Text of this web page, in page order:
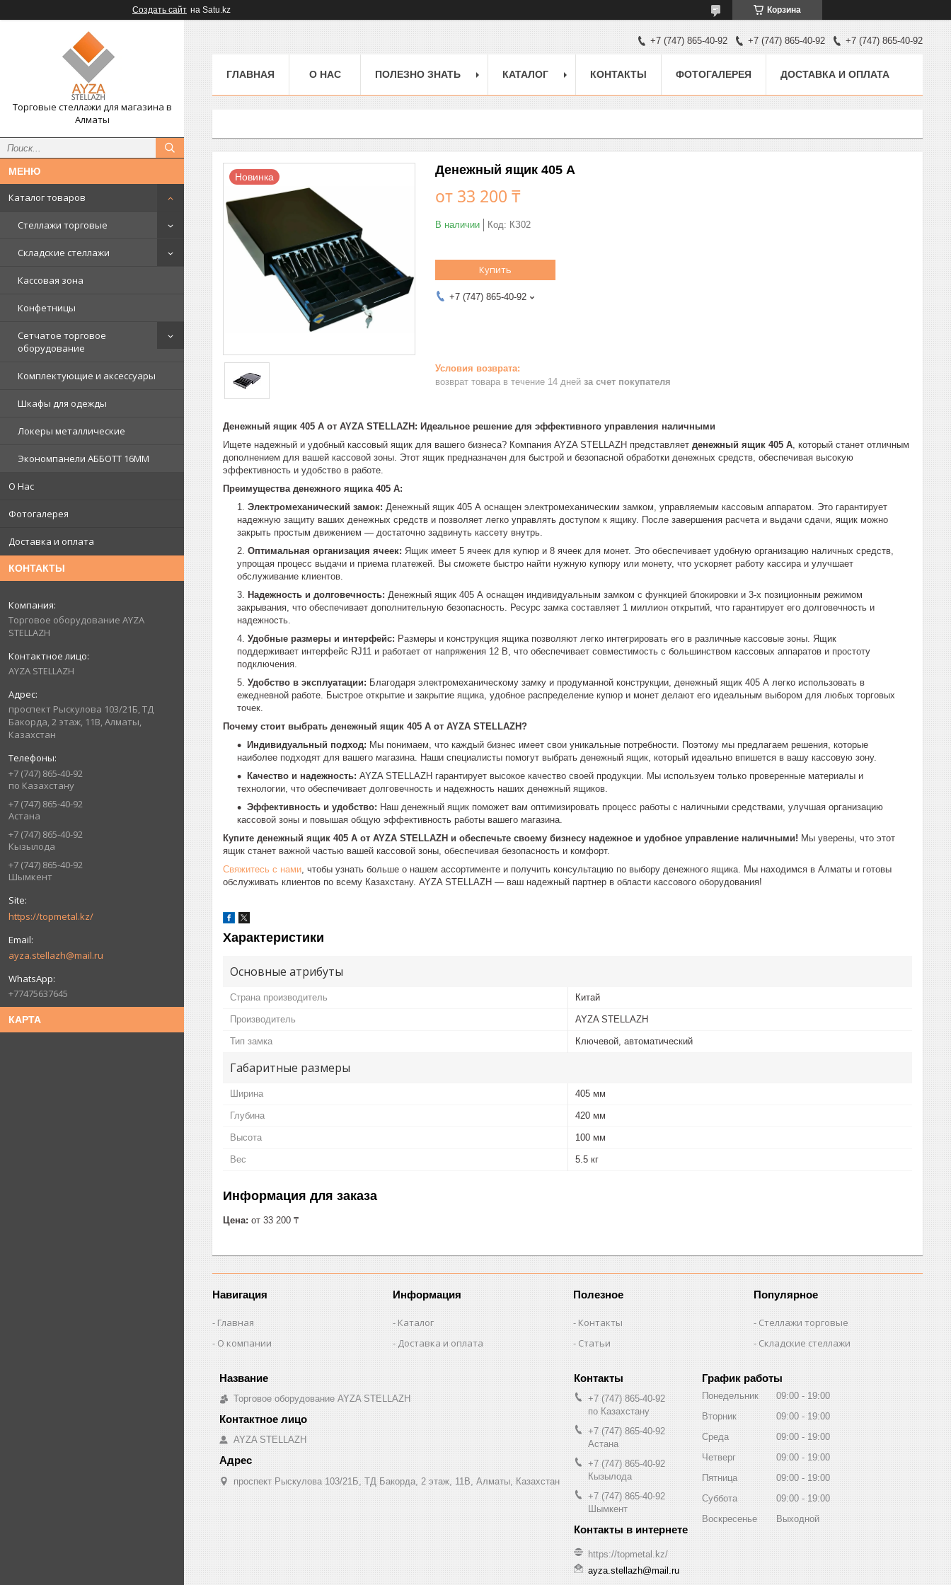
Создать сайт на Satu.kz Корзина
Торговые стеллажи для магазина в
Алматы
Каталог товаров
Стеллажи торговые
Складские стеллажи
Кассовая зона
Конфетницы
Сетчатое торговое
оборудование
Комплектующие и аксессуары
Шкафы для одежды
Локеры металлические
Экономпанели АББОТТ 16ММ
О Нас
Фотогалерея
Доставка и оплата
КОНТАКТЫ
Торговое оборудование AYZA
STELLAZH
AYZA STELLAZH
проспект Рыскулова 103/21Б, ТД
Бакорда, 2 этаж, 11В, Алматы,
Казахстан
+7 (747) 865-40-92
по Казахстану
+7 (747) 865-40-92
Астана
+7 (747) 865-40-92
Кызылода
+7 (747) 865-40-92
Шымкент
https://topmetal.kz/
ayza.stellazh@mail.ru
+77475637645
КАРТА
+7 (747) 865-40-92 +7 (747) 865-40-92 +7 (747) 865-40-92
ГЛАВНАЯ О НАС ПОЛЕЗНО ЗНАТЬ КАТАЛОГ КОНТАКТЫ ФОТОГАЛЕРЕЯ ДОСТАВКА И ОПЛАТА
Новинка Денежный ящик 405 А
от 33 200 ₸
В наличии Код: КЗ02
Купить
+7 (747) 865-40-92
возврат товара в течение 14 дней за счет покупателя
Денежный ящик 405 А от AYZA STELLAZH: Идеальное решение для эффективного управления наличными
Ищете надежный и удобный кассовый ящик для вашего бизнеса? Компания AYZA STELLAZH представляет денежный ящик 405 А , который станет отличным
дополнением для вашей кассовой зоны. Этот ящик предназначен для быстрой и безопасной обработки денежных средств, обеспечивая высокую
эффективность и удобство в работе.
Преимущества денежного ящика 405 А:
Электромеханический замок: Денежный ящик 405 А оснащен электромеханическим замком, управляемым кассовым аппаратом. Это гарантирует
надежную защиту ваших денежных средств и позволяет легко управлять доступом к ящику. После завершения расчета и выдачи сдачи, ящик можно
закрыть простым движением — достаточно задвинуть кассету внутрь.
Оптимальная организация ячеек: Ящик имеет 5 ячеек для купюр и 8 ячеек для монет. Это обеспечивает удобную организацию наличных средств,
упрощая процесс выдачи и приема платежей. Вы сможете быстро найти нужную купюру или монету, что ускоряет работу кассира и улучшает
обслуживание клиентов.
Надежность и долговечность: Денежный ящик 405 А оснащен индивидуальным замком с функцией блокировки и 3-х позиционным режимом
закрывания, что обеспечивает дополнительную безопасность. Ресурс замка составляет 1 миллион открытий, что гарантирует его долговечность и
надежность.
Удобные размеры и интерфейс: Размеры и конструкция ящика позволяют легко интегрировать его в различные кассовые зоны. Ящик
поддерживает интерфейс RJ11 и работает от напряжения 12 В, что обеспечивает совместимость с большинством кассовых аппаратов и простоту
подключения.
Удобство в эксплуатации: Благодаря электромеханическому замку и продуманной конструкции, денежный ящик 405 А легко использовать в
ежедневной работе. Быстрое открытие и закрытие ящика, удобное распределение купюр и монет делают его идеальным выбором для любых торговых
точек.
Почему стоит выбрать денежный ящик 405 А от AYZA STELLAZH?
Индивидуальный подход: Мы понимаем, что каждый бизнес имеет свои уникальные потребности. Поэтому мы предлагаем решения, которые
наиболее подходят для вашего магазина. Наши специалисты помогут выбрать денежный ящик, который идеально впишется в вашу кассовую зону.
Качество и надежность: AYZA STELLAZH гарантирует высокое качество своей продукции. Мы используем только проверенные материалы и
технологии, что обеспечивает долговечность и надежность наших денежный ящиков.
Эффективность и удобство: Наш денежный ящик поможет вам оптимизировать процесс работы с наличными средствами, улучшая организацию
кассовой зоны и повышая общую эффективность работы вашего магазина.
Купите денежный ящик 405 А от AYZA STELLAZH и обеспечьте своему бизнесу надежное и удобное управление наличными! Мы уверены, что этот
ящик станет важной частью вашей кассовой зоны, обеспечивая безопасность и комфорт.
Свяжитесь с нами , чтобы узнать больше о нашем ассортименте и получить консультацию по выбору денежного ящика. Мы находимся в Алматы и готовы
обслуживать клиентов по всему Казахстану. AYZA STELLAZH — ваш надежный партнер в области кассового оборудования!
Характеристики
Основные атрибуты
Страна производитель Китай
Производитель AYZA STELLAZH
Тип замка Ключевой, автоматический
Габаритные размеры
Ширина 405 мм
Глубина 420 мм
Высота 100 мм
Вес 5.5 кг
Информация для заказа
Цена: от 33 200 ₸
Навигация
Главная
О компании
Информация
Каталог
Доставка и оплата
Полезное
Контакты
Статьи
Популярное
Стеллажи торговые
Складские стеллажи
Торговое оборудование AYZA STELLAZH
AYZA STELLAZH
проспект Рыскулова 103/21Б, ТД Бакорда, 2 этаж, 11В, Алматы, Казахстан
+7 (747) 865-40-92
по Казахстану
+7 (747) 865-40-92
Астана
+7 (747) 865-40-92
Кызылода
+7 (747) 865-40-92
Шымкент
https://topmetal.kz/
ayza.stellazh@mail.ru
График работы
Понедельник 09:00
19:00
Вторник
09:00
19:00
Среда
09:00
19:00
Четверг
09:00
19:00
Пятница
09:00
19:00
Суббота
09:00
19:00
Воскресенье
Выходной